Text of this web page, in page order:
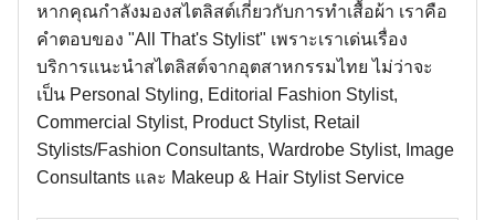
หากคุณกำลังมองสไตลิสต์เกี่ยวกับการทำเสื้อผ้า เราคือ
คำตอบของ "All That's Stylist" เพราะเราเด่นเรื่อง
บริการแนะนำสไตลิสต์จากอุตสาหกรรมไทย ไม่ว่าจะ
เป็น Personal Styling, Editorial Fashion Stylist,
Commercial Stylist, Product Stylist, Retail
Stylists/Fashion Consultants, Wardrobe Stylist, Image
Consultants และ Makeup & Hair Stylist Service